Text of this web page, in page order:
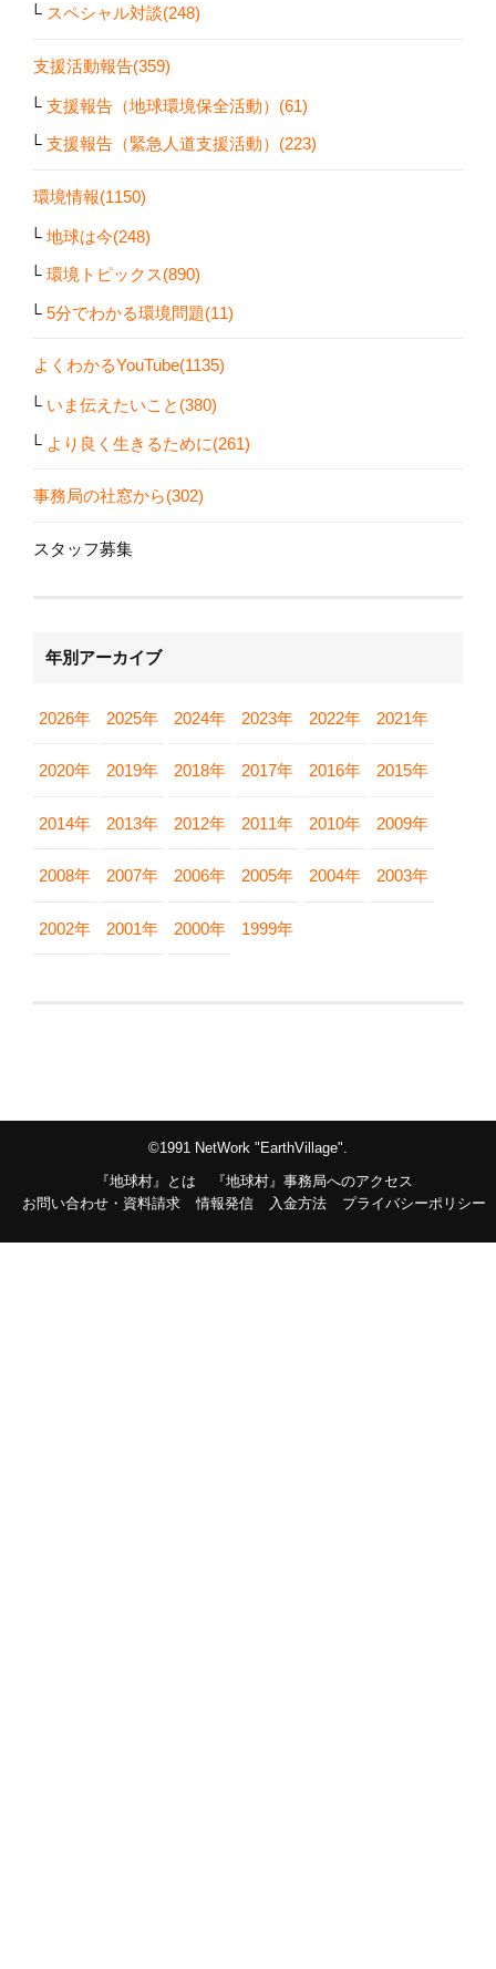
スペシャル対談(248)
支援活動報告(359)
支援報告（地球環境保全活動）(61)
支援報告（緊急人道支援活動）(223)
環境情報(1150)
地球は今(248)
環境トピックス(890)
5分でわかる環境問題(11)
よくわかるYouTube(1135)
いま伝えたいこと(380)
より良く生きるために(261)
事務局の社窓から(302)
スタッフ募集
年別アーカイブ
2026年 2025年 2024年 2023年 2022年 2021年
2020年 2019年 2018年 2017年 2016年 2015年
2014年 2013年 2012年 2011年 2010年 2009年
2008年 2007年 2006年 2005年 2004年 2003年
2002年 2001年 2000年 1999年
©1991 NetWork "EarthVillage".
『地球村』とは
『地球村』事務局へのアクセス
お問い合わせ・資料請求
情報発信 入金方法 プライバシーポリシー